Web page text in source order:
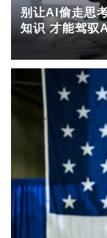
别让AI偷走思
知识 才能驾驭